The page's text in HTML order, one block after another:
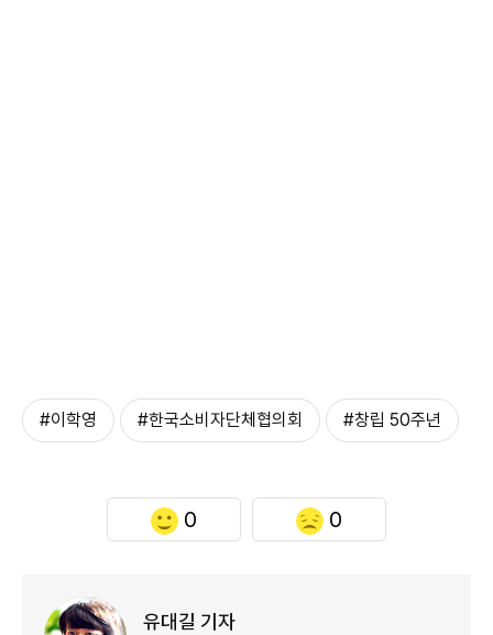
#이학영 #한국소비자단체협의회 #창립 50주년
0 0
유대길 기자